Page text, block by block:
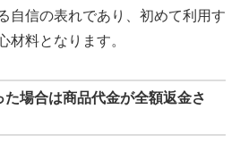
自信の表れであり、初めて利用す
材料となります。
場合は商品代金が全額返金さ